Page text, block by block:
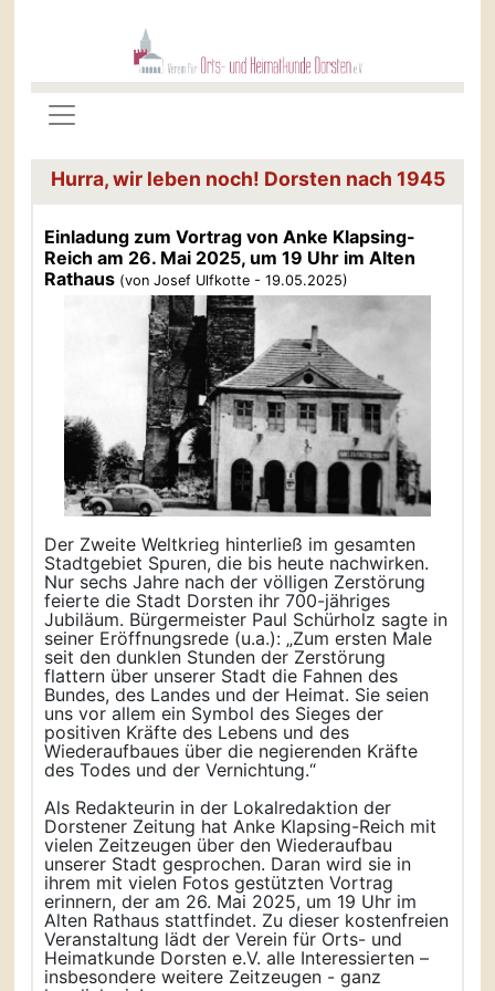
Hurra, wir leben noch! Dorsten nach 1945
Einladung zum Vortrag von Anke Klapsing-
Reich am 26. Mai 2025, um 19 Uhr im Alten
Rathaus (von Josef Ulfkotte - 19.05.2025)
Der Zweite Weltkrieg hinterließ im gesamten
Stadtgebiet Spuren, die bis heute nachwirken.
Nur sechs Jahre nach der völligen Zerstörung
feierte die Stadt Dorsten ihr 700-jähriges
Jubiläum. Bürgermeister Paul Schürholz sagte in
seiner Eröffnungsrede (u.a.): „Zum ersten Male
seit den dunklen Stunden der Zerstörung
flattern über unserer Stadt die Fahnen des
Bundes, des Landes und der Heimat. Sie seien
uns vor allem ein Symbol des Sieges der
positiven Kräfte des Lebens und des
Wiederaufbaues über die negierenden Kräfte
des Todes und der Vernichtung.“
Als Redakteurin in der Lokalredaktion der
Dorstener Zeitung hat Anke Klapsing-Reich mit
vielen Zeitzeugen über den Wiederaufbau
unserer Stadt gesprochen. Daran wird sie in
ihrem mit vielen Fotos gestützten Vortrag
erinnern, der am 26. Mai 2025, um 19 Uhr im
Alten Rathaus stattfindet. Zu dieser kostenfreien
Veranstaltung lädt der Verein für Orts- und
Heimatkunde Dorsten e.V. alle Interessierten –
insbesondere weitere Zeitzeugen - ganz